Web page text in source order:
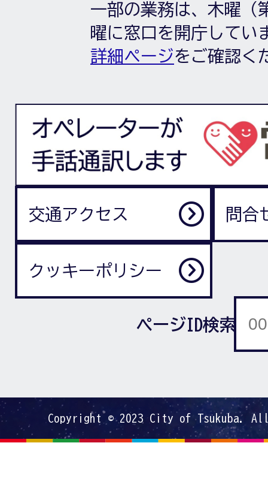
一部の業務は、木曜（
曜に窓口を開庁してい
詳細ページをご確認く
交通アクセス 問合
クッキーポリシー
ページID検索
Copyright © 2023 City of Tsukuba.